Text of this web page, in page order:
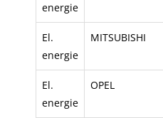
energie
El.
energie
MITSUBISHI
El.
energie
OPEL